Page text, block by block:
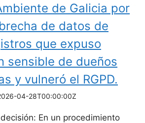
de Galicia por
de datos de
que expuso
sensible de dueños
y vulneró el RGPD.
04-28T00:00:00Z
En un procedimiento